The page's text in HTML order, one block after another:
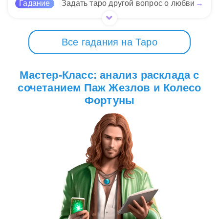
Гадание
Задать таро другой вопрос о любви →
Все гадания на Таро
Мастер-Класс: анализ расклада с
сочетанием Паж Жезлов и Колесо
Фортуны